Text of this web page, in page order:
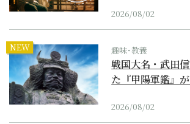
2026/08/02
NEW 趣味･教養
戦国大名・武田
た『甲陽軍鑑』
2026/08/02